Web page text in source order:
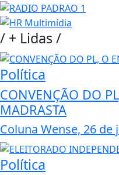
/ + Lidas/
Política
CONVENÇÃO DO
MADRASTA
Coluna Wense, 26 de
Política